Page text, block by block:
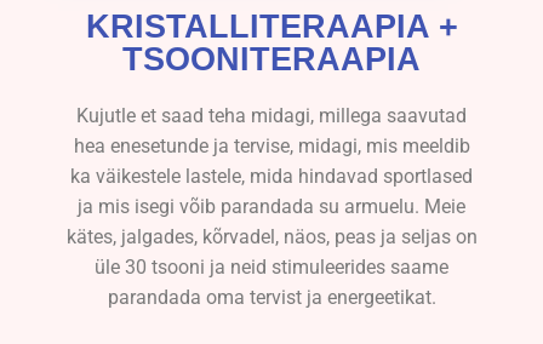
KRISTALLITERAAPIA +
TSOONITERAAPIA
Kujutle et saad teha midagi, millega saavutad
hea enesetunde ja tervise, midagi, mis meeldib
ka väikestele lastele, mida hindavad sportlased
ja mis isegi võib parandada su armuelu. Meie
kätes, jalgades, kõrvadel, näos, peas ja seljas on
üle 30 tsooni ja neid stimuleerides saame
parandada oma tervist ja energeetikat.